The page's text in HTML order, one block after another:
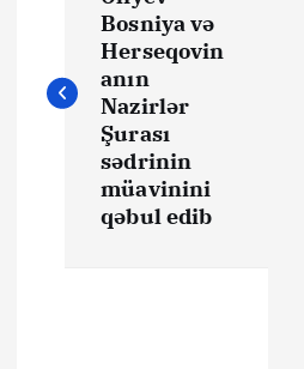
z
ı
Bosniya və
Herseqovin
anın
Nazirlər
Şurası
sədrinin
müavinini
qəbul edib